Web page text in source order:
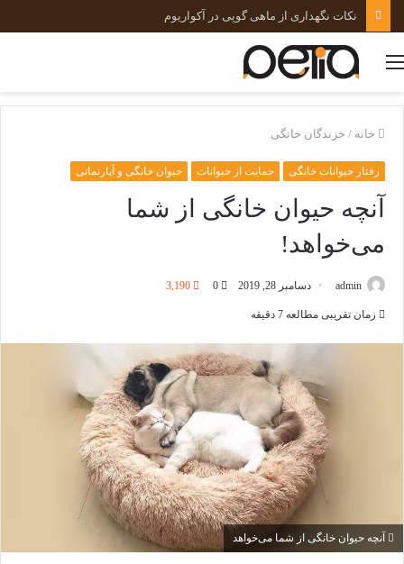
نکات نگهداری از ماهی گوپی در آکواریوم
منو
خانه / خزندگان خانگی
رفتار حیوانات خانگی حمایت از حیوانات حیوان خانگی و آپارتمانی
آنچه حیوان خانگی از شما
می‌خواهد!
admin دسامبر 28, 2019 0
3,190
زمان تقریبی مطالعه 7 دقیقه
آنچه حیوان خانگی از شما می‌خواهد